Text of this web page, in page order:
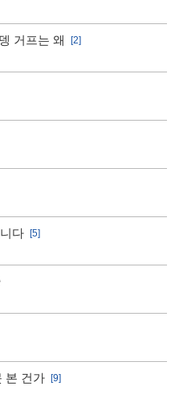
거프는 왜
[2]
다
[5]
본 건가
[9]